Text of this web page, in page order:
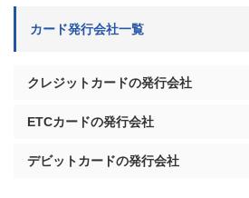
カード発行会社一覧
クレジットカードの発行会社
ETCカードの発行会社
デビットカードの発行会社